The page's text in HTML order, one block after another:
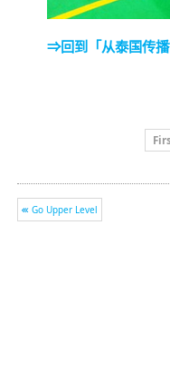
⇒回到「从泰国传
Go Upper Level